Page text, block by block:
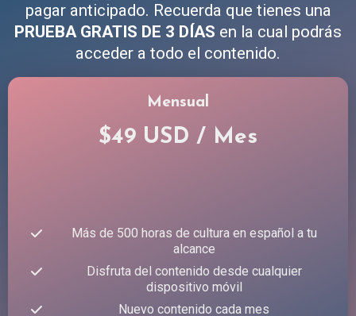
pagar anticipado. Recuerda que tienes una
PRUEBA GRATIS DE 3 DÍAS en la cual podrás
acceder a todo el contenido.
Mensual
$49 USD / Mes
Más de 500 horas de cultura en español a tu
alcance
Disfruta del contenido desde cualquier
dispositivo móvil
Nuevo contenido cada mes